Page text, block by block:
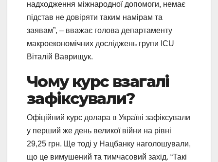
надходження міжнародної допомоги, немає
підстав не довіряти таким намірам та
заявам”, – вважає голова департаменту
макроекономічних досліджень групи ICU
Віталій Ваврищук.
Чому курс взагалі
зафіксували?
Офіційний курс долара в Україні зафіксували
у перший же день великої війни на рівні
29,25 грн. Ще тоді у Нацбанку наголошували,
що це вимушений та тимчасовий захід. “Такі